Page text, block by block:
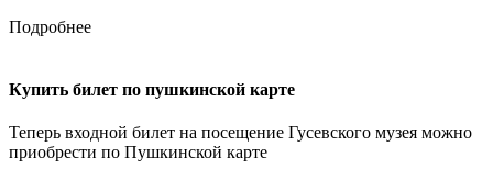
Подробнее
Купить билет по пушкинской карте
Теперь входной билет на посещение Гусевского музея можно
приобрести по Пушкинской карте